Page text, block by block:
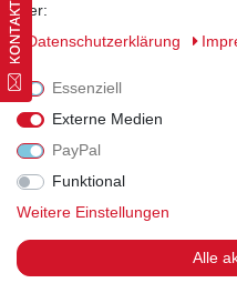
hier:
Daten­schutz­erklärung
Essenziell
Externe Medien
PayPal
Funktional
Weitere Einstellungen
Alle